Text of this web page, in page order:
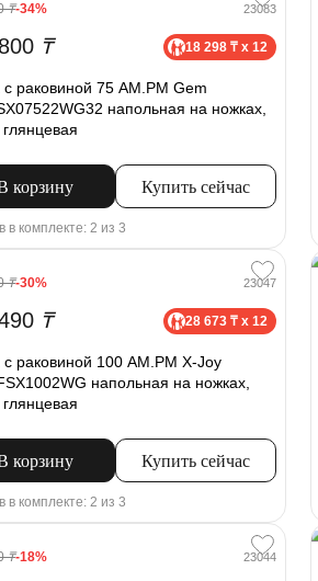
₸-34% 23083
₸ 18 298 ₸ x 12
раковиной 75 AM.PM Gem
напольная на ножках,
корзину Купить сейчас
в комплекте: 2 из 3
₸-30% 23047
₸ 28 673 ₸ x 12
раковиной 100 AM.PM X-Joy
напольная на ножках,
корзину Купить сейчас
в комплекте: 2 из 3
₸-18% 23044